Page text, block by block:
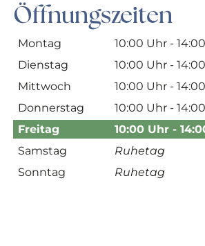
Öffnungszeiten
Montag
10:00 Uhr -
Dienstag
10:00 Uhr -
Mittwoch
10:00 Uhr -
Donnerstag
10:00 Uhr -
Freitag
10:00 Uhr -
Samstag
Ruhetag
Sonntag
Ruhetag